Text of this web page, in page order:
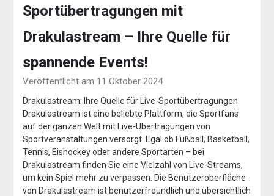
Sportübertragungen mit
Drakulastream – Ihre Quelle für
spannende Events!
Veröffentlicht am 11 Oktober 2024
Drakulastream: Ihre Quelle für Live-Sportübertragungen
Drakulastream ist eine beliebte Plattform, die Sportfans
auf der ganzen Welt mit Live-Übertragungen von
Sportveranstaltungen versorgt. Egal ob Fußball, Basketball,
Tennis, Eishockey oder andere Sportarten – bei
Drakulastream finden Sie eine Vielzahl von Live-Streams,
um kein Spiel mehr zu verpassen. Die Benutzeroberfläche
von Drakulastream ist benutzerfreundlich und übersichtlich